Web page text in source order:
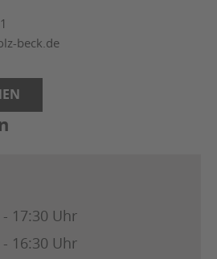
beck.de
- 17:30 Uhr
- 16:30 Uhr